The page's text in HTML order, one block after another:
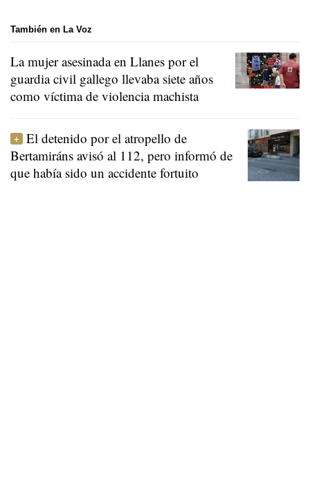
También en La Voz
La mujer asesinada en Llanes por el
guardia civil gallego llevaba siete años
como víctima de violencia machista
El detenido por el atropello de
Bertamiráns avisó al 112, pero informó de
que había sido un accidente fortuito